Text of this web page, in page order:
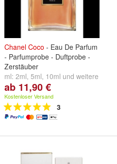
Chanel Coco - Eau De Parfum
- Parfumprobe - Duftprobe -
Zerstäuber
ml: 2ml, 5ml, 10ml und weitere
...
ab 11,90 €
Kostenloser Versand
3